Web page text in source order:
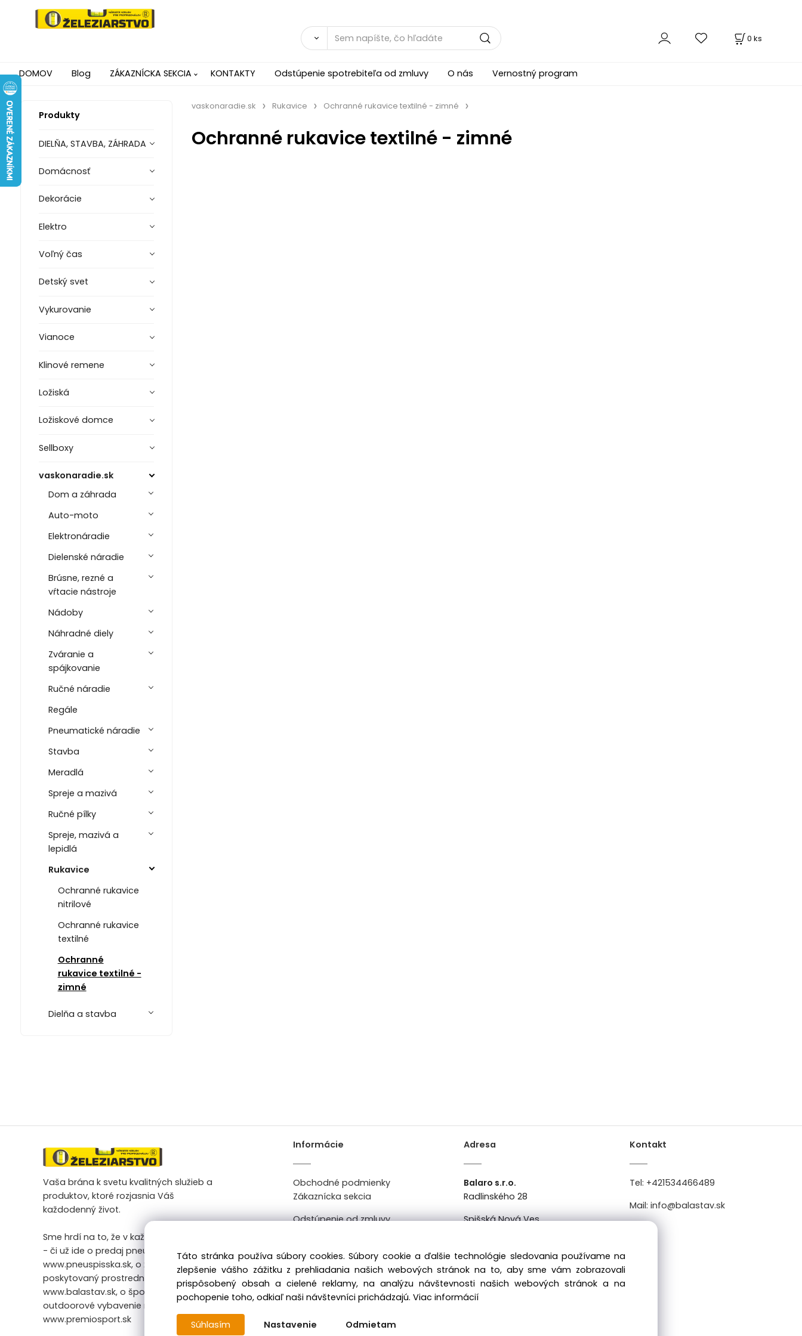
0 ks
DOMOV Blog ZÁKAZNÍCKA SEKCIA KONTAKTY Odstúpenie spotrebiteľa od zmluvy O nás Vernostný program
Produkty
DIELŇA, STAVBA, ZÁHRADA
Domácnosť
Dekorácie
Elektro
Voľný čas
Detský svet
Vykurovanie
Vianoce
Klinové remene
Ložiská
Ložiskové domce
Sellboxy
vaskonaradie.sk
Dom a záhrada
Auto-moto
Elektronáradie
Dielenské náradie
Brúsne, rezné a
vŕtacie nástroje
Nádoby
Náhradné diely
Zváranie a
spájkovanie
Ručné náradie
Regále
Pneumatické náradie
Stavba
Meradlá
Spreje a mazivá
Ručné pílky
Spreje, mazivá a
lepidlá
Rukavice
Ochranné rukavice
nitrilové
Ochranné rukavice
textilné
Ochranné
rukavice textilné -
zimné
Dielňa a stavba
vaskonaradie.sk Rukavice Ochranné rukavice textilné - zimné
Ochranné rukavice textilné - zimné
Vaša brána k svetu kvalitných služieb a
produktov, ktoré rozjasnia Váš
každodenný život.
Sme hrdí na to, že v každej našej činnosti
- či už ide o predaj pneumatík na
www.pneuspisska.sk, o železiarsky tovar
poskytovaný prostredníctvom
www.balastav.sk, o športové a
outdoorové vybavenie na
www.premiosport.sk
Informácie
Obchodné podmienky
Zákaznícka sekcia
Odstúpenie od zmluvy
Adresa
Balaro s.r.o.
Radlinského 28
Spišská Nová Ves
Kontakt
Tel: +421534466489
Mail: info@balastav.sk
Táto stránka používa súbory cookies. Súbory cookie a ďalšie technológie sledovania používame na
zlepšenie vášho zážitku z prehliadania našich webových stránok na to, aby sme vám zobrazovali
prispôsobený obsah a cielené reklamy, na analýzu návštevnosti našich webových stránok a na
pochopenie toho, odkiaľ naši návštevníci prichádzajú. Viac informácií
Súhlasím Nastavenie Odmietam